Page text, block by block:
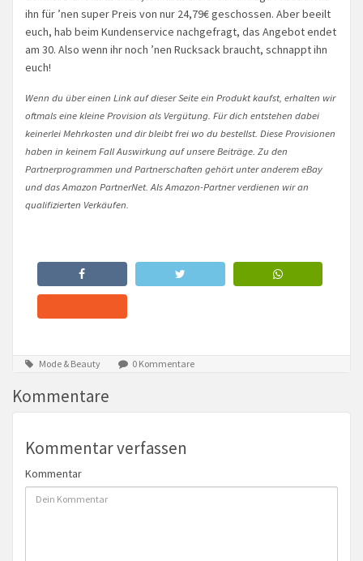
ihn für ’nen super Preis von nur 24,79€ geschossen. Aber beeilt
euch, hab beim Kundenservice nachgefragt, das Angebot endet
am 30. Also wenn ihr noch ’nen Rucksack braucht, schnappt ihn
euch!
Wenn du über einen Link auf dieser Seite ein Produkt kaufst, erhalten wir
oftmals eine kleine Provision als Vergütung. Für dich entstehen dabei
keinerlei Mehrkosten und dir bleibt frei wo du bestellst. Diese Provisionen
haben in keinem Fall Auswirkung auf unsere Beiträge. Zu den
Partnerprogrammen und Partnerschaften gehört unter anderem eBay
und das Amazon PartnerNet. Als Amazon-Partner verdienen wir an
qualifizierten Verkäufen.
Mode & Beauty 0 Kommentare
Kommentare
Kommentar verfassen
Kommentar